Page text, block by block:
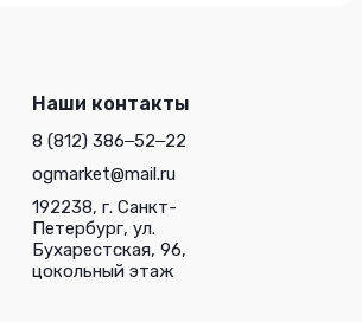
Наши контакты
8 (812) 386‒52‒22
ogmarket@mail.ru
192238, г. Санкт-
Петербург, ул.
Бухарестская, 96,
цокольный этаж